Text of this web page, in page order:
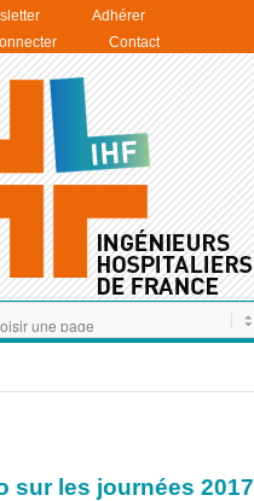
Adhérer
Contact
sur les journées 2017